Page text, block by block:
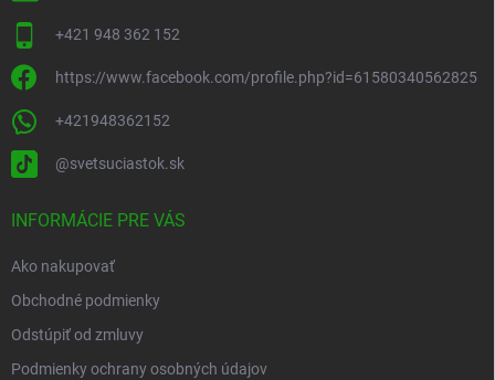
+421 948 362 152
https://www.facebook.com/profile.php?id=61580340562825
+421948362152
@svetsuciastok.sk
INFORMÁCIE PRE VÁS
Ako nakupovať
Obchodné podmienky
Odstúpiť od zmluvy
Podmienky ochrany osobných údajov